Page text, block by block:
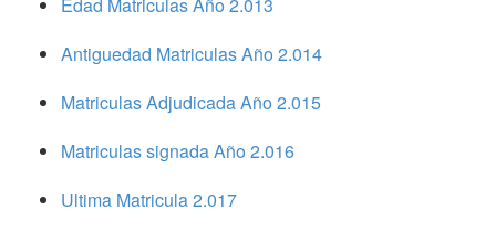
Antiguedad Matriculas Año 2.014
Matriculas Adjudicada Año 2.015
Matriculas signada Año 2.016
Ultima Matricula 2.017